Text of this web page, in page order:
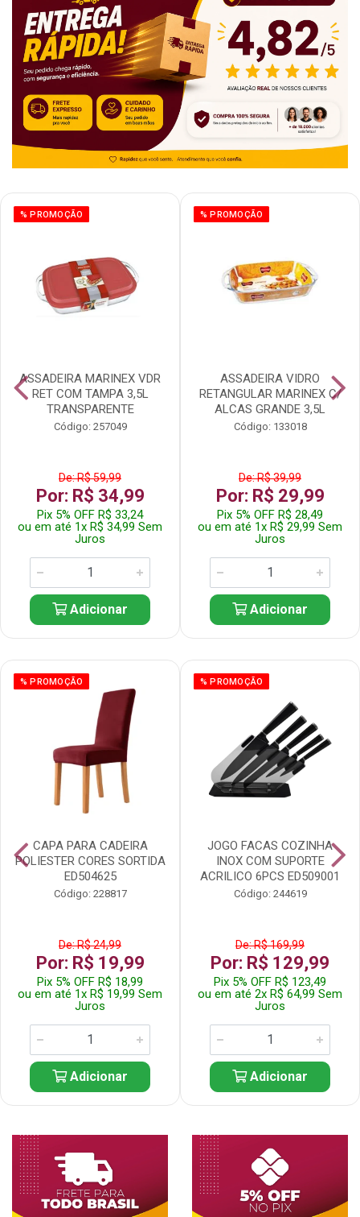
% PROMOÇÃO
ASSADEIRA MARINEX VDR
RET COM TAMPA 3,5L
TRANSPARENTE
Código: 257049
De: R$ 59,99
Por: R$ 34,99
Pix 5% OFF R$ 33,24
ou em até 1x R$ 34,99 Sem
Juros
Adicionar
% PROMOÇÃO
ASSADEIRA VIDRO
RETANGULAR MARINEX C/
ALCAS GRANDE 3,5L
Código: 133018
De: R$ 39,99
Por: R$ 29,99
Pix 5% OFF R$ 28,49
ou em até 1x R$ 29,99 Sem
Juros
Adicionar
% PROMOÇÃO
CAPA PARA CADEIRA
POLIESTER CORES SORTIDA
ED504625
Código: 228817
De: R$ 24,99
Por: R$ 19,99
Pix 5% OFF R$ 18,99
ou em até 1x R$ 19,99 Sem
Juros
Adicionar
% PROMOÇÃO
JOGO FACAS COZINHA
INOX COM SUPORTE
ACRILICO 6PCS ED509001
Código: 244619
De: R$ 169,99
Por: R$ 129,99
Pix 5% OFF R$ 123,49
ou em até 2x R$ 64,99 Sem
Juros
Adicionar